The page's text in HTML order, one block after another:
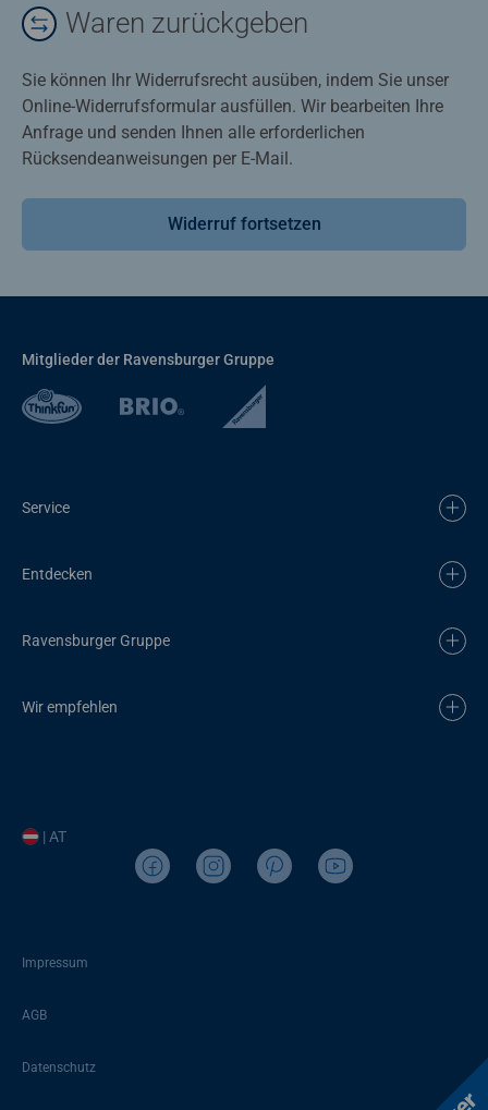
Waren zurückgeben
Sie können Ihr Widerrufsrecht ausüben, indem Sie unser
Online-Widerrufsformular ausfüllen. Wir bearbeiten Ihre
Anfrage und senden Ihnen alle erforderlichen
Rücksendeanweisungen per E-Mail.
Widerruf fortsetzen
Mitglieder der Ravensburger Gruppe
Service
Entdecken
Ravensburger Gruppe
Wir empfehlen
| AT
Impressum
AGB
Datenschutz